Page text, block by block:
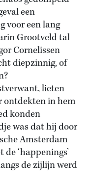
een
voor een lang
Grootveld tal
Cornelissen
diepzinnig, of
lieten
ontdekten in hem
konden
was dat hij door
Amsterdam
‘happenings’
de zijlijn werd